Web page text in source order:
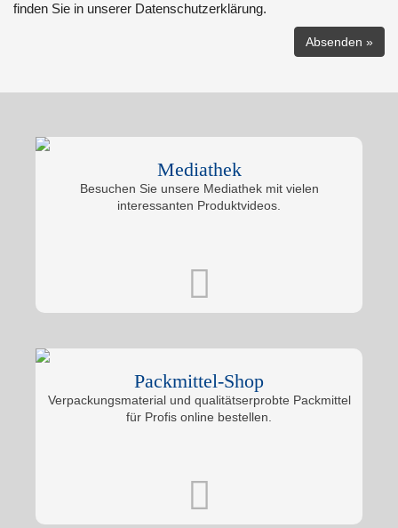
finden Sie in unserer Datenschutzerklärung.
Mediathek
Besuchen Sie unsere Mediathek mit vielen
interessanten Produktvideos.
Packmittel-Shop
Verpackungsmaterial und qualitätserprobte Packmittel
für Profis online bestellen.